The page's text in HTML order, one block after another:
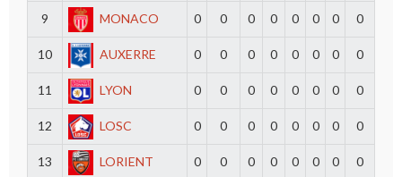
9 MONACO 0 0 0 0 0 0 0 0
10 AUXERRE 0 0 0 0 0 0 0 0
11 LYON 0 0 0 0 0 0 0 0
12 LOSC 0 0 0 0 0 0 0 0
13 LORIENT 0 0 0 0 0 0 0 0